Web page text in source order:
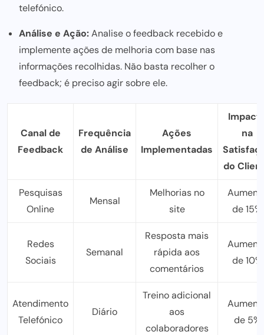
telefónico.
Análise e Ação:Analise o feedback recebido e
implemente ações de melhoria com base nas
informações recolhidas. Não basta recolher o
feedback; é preciso agir sobre ele.
Canal de
Feedback
Frequência
de Análise
Ações
Implementadas
na
do
Pesquisas
Online
Mensal
Melhorias no
site
de 15%
Redes
Sociais
Semanal
Resposta mais
rápida aos
comentários
de 10%
Atendimento
Telefónico
Diário
Treino adicional
aos
colaboradores
de 5%